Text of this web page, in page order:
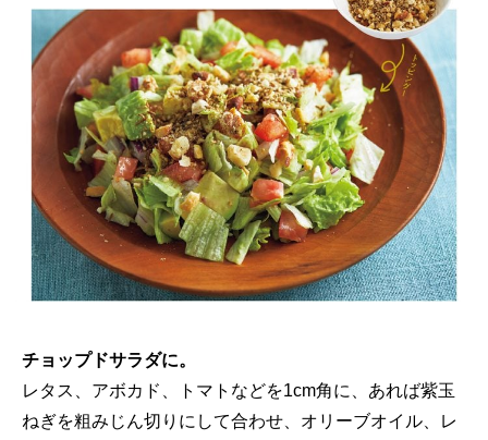
チョップドサラダに。
レタス、アボカド、トマトなどを1cm角に、あれば紫玉
ねぎを粗みじん切りにして合わせ、オリーブオイル、レ